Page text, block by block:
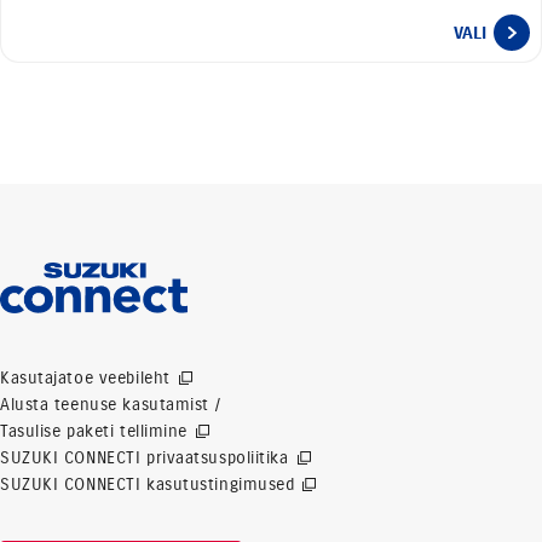
VALI
Kasutajatoe veebileht
Alusta teenuse kasutamist /
Tasulise paketi tellimine
SUZUKI CONNECTI privaatsuspoliitika
SUZUKI CONNECTI kasutustingimused